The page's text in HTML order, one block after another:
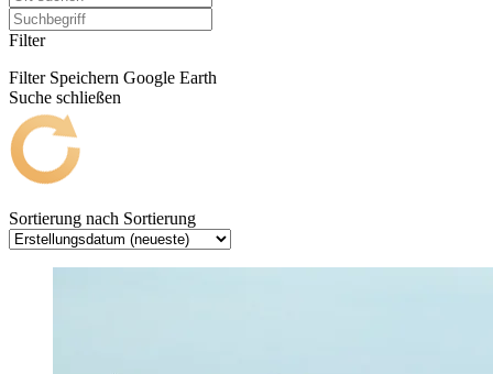
Filter
Filter Speichern Google Earth
Suche schließen
Sortierung nach Sortierung